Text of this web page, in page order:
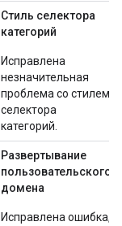
Стиль селектора
категорий
Исправлена ​​
незначительная
проблема со стилем
селектора
категорий.
Развертывание
пользовательского
домена
Исправлена ​​ошибка,